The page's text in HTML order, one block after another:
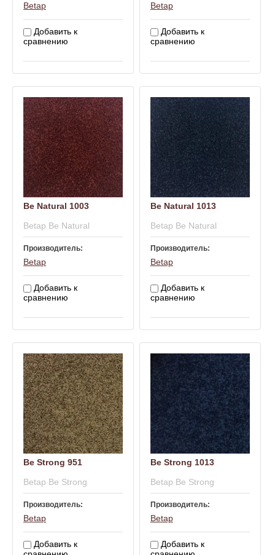
Betap
Добавить к
сравнению
Betap
Добавить к
сравнению
Be Natural 1003
Betap Be Natural
Производитель:
Betap
Добавить к
сравнению
Be Natural 1013
Betap Be Natural
Производитель:
Betap
Добавить к
сравнению
Be Strong 951
Betap Be Strong
Производитель:
Betap
Добавить к
Be Strong 1013
Betap Be Strong
Производитель:
Betap
Добавить к